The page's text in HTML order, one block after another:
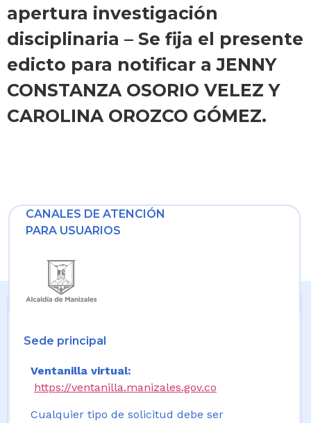
apertura investigación
disciplinaria – Se fija el presente
edicto para notificar a JENNY
CONSTANZA OSORIO VELEZ Y
CAROLINA OROZCO GÓMEZ.
CANALES DE ATENCIÓN
PARA USUARIOS
Sede principal
Ventanilla virtual:
https://ventanilla.manizales.gov.co
Cualquier tipo de solicitud debe ser